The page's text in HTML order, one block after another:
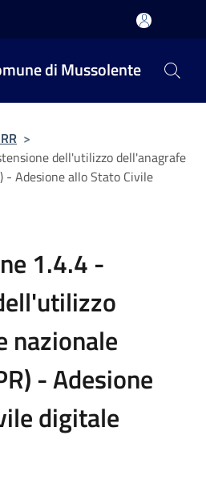
di Mussolente
>
dell'utilizzo dell'anagrafe
- Adesione allo Stato Civile
1.4.4 -
nazionale
- Adesione
digitale